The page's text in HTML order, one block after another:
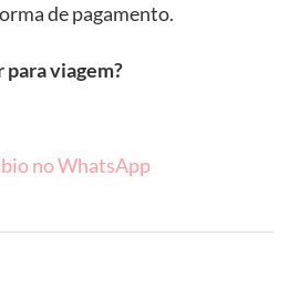
de pagamento.
viagem?
no WhatsApp